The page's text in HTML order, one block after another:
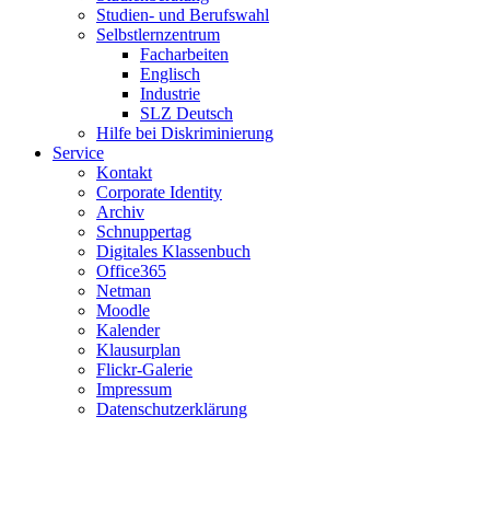
Studien- und Berufswahl
Selbstlernzentrum
Facharbeiten
Englisch
Industrie
SLZ Deutsch
Hilfe bei Diskriminierung
Service
Kontakt
Corporate Identity
Archiv
Schnuppertag
Digitales Klassenbuch
Office365
Netman
Moodle
Kalender
Klausurplan
Flickr-Galerie
Impressum
Datenschutzerklärung